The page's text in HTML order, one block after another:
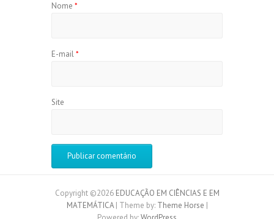
Nome *
E-mail*
Site
Copyright ©2026 EDUCAÇÃO EM CIÊNCIAS E EM
MATEMÁTICA| Theme by: Theme Horse |